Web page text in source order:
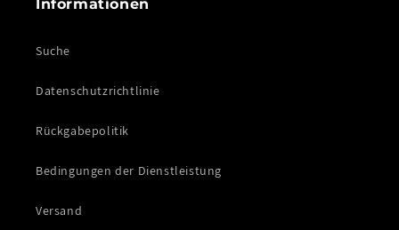
Informationen
Suche
Datenschutzrichtlinie
Rückgabepolitik
Bedingungen der Dienstleistung
Versand